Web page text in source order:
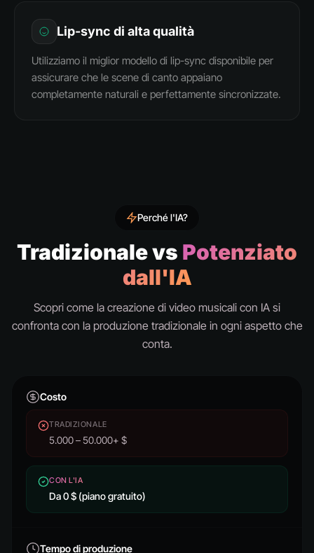
Lip-sync di alta qualità
Utilizziamo il miglior modello di lip-sync disponibile per
assicurare che le scene di canto appaiano
completamente naturali e perfettamente sincronizzate.
Perché l'IA?
Tradizionale vs Potenziato
dall'IA
Scopri come la creazione di video musicali con IA si
confronta con la produzione tradizionale in ogni aspetto che
conta.
Costo
TRADIZIONALE
5.000 – 50.000+ $
CON L'IA
Da 0 $ (piano gratuito)
Tempo di produzione